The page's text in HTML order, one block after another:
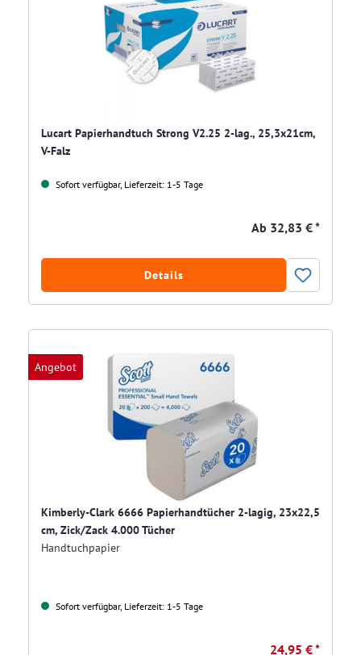
Lucart Papierhandtuch Strong V2.25 2-lag., 25,3x21cm,
V-Falz
Sofort verfügbar, Lieferzeit: 1-5 Tage
Ab 32,83 € *
Details
Angebot
Kimberly-Clark 6666 Papierhandtücher 2-lagig, 23x22,5
cm, Zick/Zack 4.000 Tücher
Handtuchpapier
Sofort verfügbar, Lieferzeit: 1-5 Tage
24,95 € *